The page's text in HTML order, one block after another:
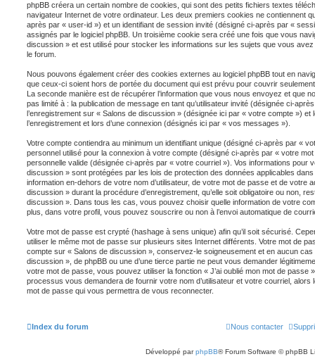
h
e
r
phpBB créera un certain nombre de cookies, qui sont des petits fichiers textes
navigateur Internet de votre ordinateur. Les deux premiers cookies ne contiennent
après par « user-id ») et un identifiant de session invité (désigné ci-après par «
assignés par le logiciel phpBB. Un troisième cookie sera créé une fois que vous
discussion » et est utilisé pour stocker les informations sur les sujets que vous
le forum.
Nous pouvons également créer des cookies externes au logiciel phpBB tout en
que ceux-ci soient hors de portée du document qui est prévu pour couvrir
La seconde manière est de récupérer l’information que vous nous envoyez et que
pas limité à : la publication de message en tant qu’utilisateur invité (désignée ci-
l’enregistrement sur « Salons de discussion » (désignée ici par « votre compte »)
l’enregistrement et lors d’une connexion (désignés ici par « vos messages »).
Votre compte contiendra au minimum un identifiant unique (désigné ci-après par «
personnel utilisé pour la connexion à votre compte (désigné ci-après par « votre
personnelle valide (désignée ci-après par « votre courriel »). Vos informations pour
discussion » sont protégées par les lois de protection des données applicables
information en-dehors de votre nom d’utilisateur, de votre mot de passe et de votre
discussion » durant la procédure d’enregistrement, qu’elle soit obligatoire ou non,
discussion ». Dans tous les cas, vous pouvez choisir quelle information de votre
plus, dans votre profil, vous pouvez souscrire ou non à l’envoi automatique de
Votre mot de passe est crypté (hashage à sens unique) afin qu’il soit sécurisé.
utiliser le même mot de passe sur plusieurs sites Internet différents. Votre mot de
compte sur « Salons de discussion », conservez-le soigneusement et en aucun
discussion », de phpBB ou une d’une tierce partie ne peut vous demander
votre mot de passe, vous pouvez utiliser la fonction « J’ai oublié mon mot de passe
processus vous demandera de fournir votre nom d’utilisateur et votre courriel, alors
mot de passe qui vous permettra de vous reconnecter.
Index du forum Nous contacter
Développé parphpBB® Forum Software © phpBB